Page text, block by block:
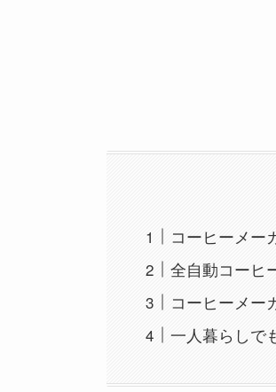
コーヒーメー
全自動コーヒ
コーヒーメー
一人暮らしで